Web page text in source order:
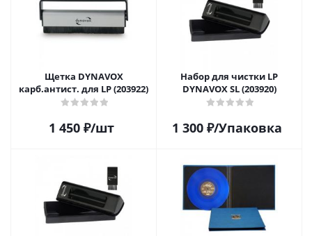
Щетка DYNAVOX
карб.антист. для LP (203922)
1 450₽/шт
Набор для чистки LP
DYNAVOX SL (203920)
1 300₽/Упаковка